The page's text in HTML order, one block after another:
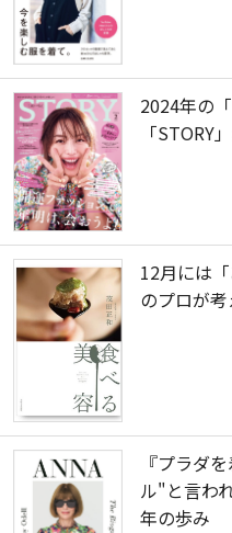
2024年の
「STORY
12月には
のプロが
『プラダ
ル"と言わ
年の歩み